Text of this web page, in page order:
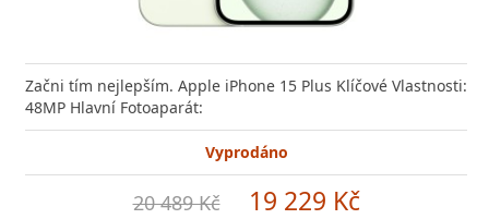
Začni tím nejlepším. Apple iPhone 15 Plus Klíčové Vlastnosti:
48MP Hlavní Fotoaparát:
Vyprodáno
20 489 Kč 19 229 Kč